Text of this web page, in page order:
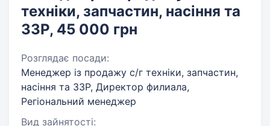
техніки, запчастин, насіння та
ЗЗР, 45 000 грн
Розглядає посади:
Менеджер із продажу с/г техніки, запчастин,
насіння та ЗЗР, Директор филиала,
Регіональний менеджер
Вид зайнятості: